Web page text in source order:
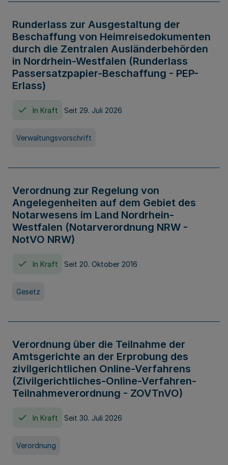
Runderlass zur Ausgestaltung der
Beschaffung von Heimreisedokumenten
durch die Zentralen Ausländerbehörden
in Nordrhein-Westfalen (Runderlass
Passersatzpapier-Beschaffung - PEP-
Erlass)
In Kraft Seit 29. Juli 2026
Verwaltungsvorschrift
Verordnung zur Regelung von
Angelegenheiten auf dem Gebiet des
Notarwesens im Land Nordrhein-
Westfalen (Notarverordnung NRW -
NotVO NRW)
In Kraft Seit 20. Oktober 2016
Gesetz
Verordnung über die Teilnahme der
Amtsgerichte an der Erprobung des
zivilgerichtlichen Online-Verfahrens
(Zivilgerichtliches-Online-Verfahren-
Teilnahmeverordnung - ZOVTnVO)
In Kraft Seit 30. Juli 2026
Verordnung